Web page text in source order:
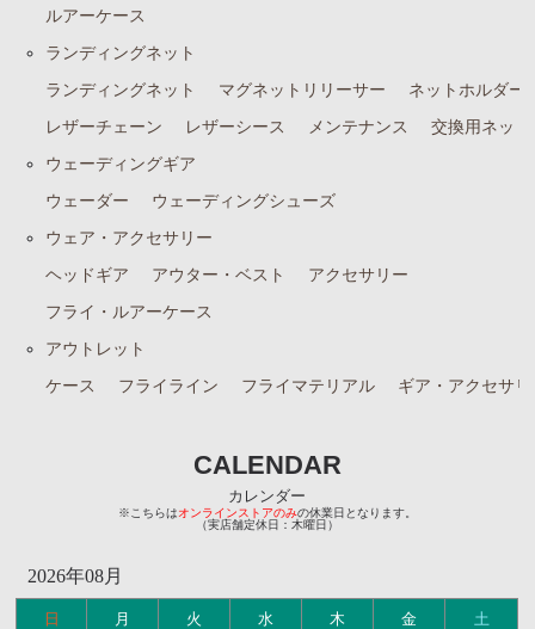
ルアーケース
ランディングネット
ランディングネット
マグネットリリーサー
ネットホルダー
レザーチェーン
レザーシース メンテナンス
交換用ネット
ウェーディングギア
ウェーダー
ウェーディングシューズ
ウェア・アクセサリー
ヘッドギア
アウター・ベスト
アクセサリー
フライ・ルアーケース
アウトレット
ケース
フライライン フライマテリアル ギア・アクセサ
CALENDAR
カレンダー
※こちらはオンラインストアのみの休業日となります。
（実店舗定休日：木曜日）
2026年08月
日 月 火 水 木 金
土